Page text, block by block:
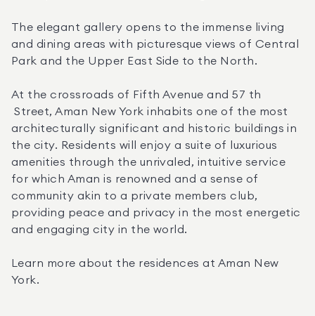
The elegant gallery opens to the immense living
and dining areas with picturesque views of Central
Park and the Upper East Side to the North.
At the crossroads of Fifth Avenue and 57 th
Street, Aman New York inhabits one of the most
architecturally significant and historic buildings in
the city. Residents will enjoy a suite of luxurious
amenities through the unrivaled, intuitive service
for which Aman is renowned and a sense of
community akin to a private members club,
providing peace and privacy in the most energetic
and engaging city in the world.
Learn more about the residences at Aman New
York.